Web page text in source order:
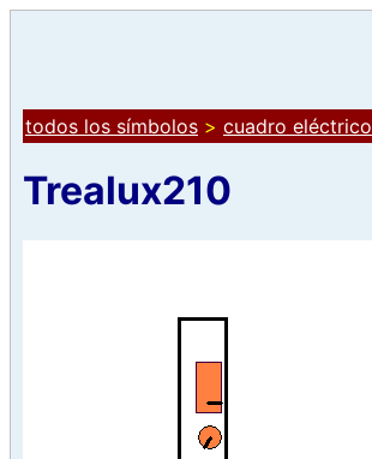
todos los símbolos > cuadro eléctrico
Trealux210